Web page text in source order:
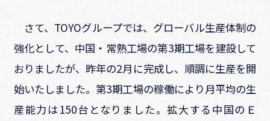
さて、 TOYOグループでは、グローバル生産体制の
強化として、中国・常熟工場の第3期工場を建設して
おりましたが、昨年の2月に完成し、順調に生産を開
始いたしました。第3期工場の稼働により月平均の生
産能力は150台となりました。拡大する中国のＥ